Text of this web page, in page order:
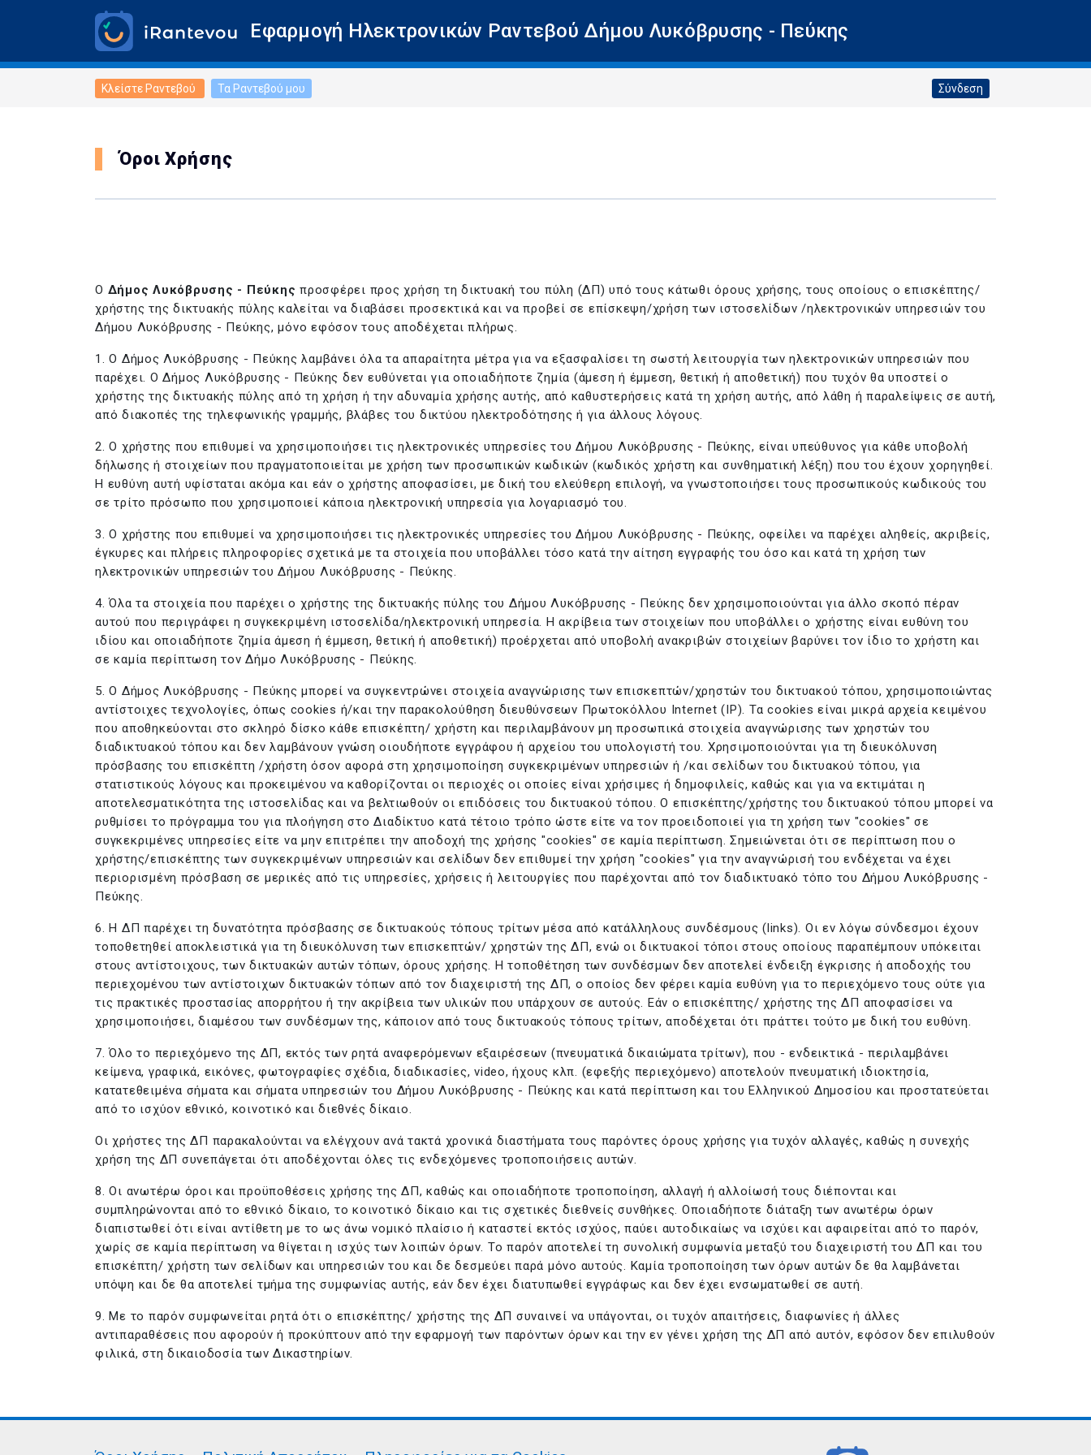
Εφαρμογή Ηλεκτρονικών Ραντεβού Δήμου Λυκόβρυσης - Πεύκης
Κλείστε Ραντεβού Τα Ραντεβού μου Σύνδεση
Όροι Χρήσης
Ο Δήμος Λυκόβρυσης - Πεύκης προσφέρει προς χρήση τη δικτυακή του πύλη (ΔΠ) υπό τους κάτωθι όρους χρήσης, τους οποίους ο επισκέπτης/
χρήστης της δικτυακής πύλης καλείται να διαβάσει προσεκτικά και να προβεί σε επίσκεψη/χρήση των ιστοσελίδων /ηλεκτρονικών υπηρεσιών του
Δήμου Λυκόβρυσης - Πεύκης, μόνο εφόσον τους αποδέχεται πλήρως.
1. Ο Δήμος Λυκόβρυσης - Πεύκης λαμβάνει όλα τα απαραίτητα μέτρα για να εξασφαλίσει τη σωστή λειτουργία των ηλεκτρονικών υπηρεσιών που
παρέχει. Ο Δήμος Λυκόβρυσης - Πεύκης δεν ευθύνεται για οποιαδήποτε ζημία (άμεση ή έμμεση, θετική ή αποθετική) που τυχόν θα υποστεί ο
χρήστης της δικτυακής πύλης από τη χρήση ή την αδυναμία χρήσης αυτής, από καθυστερήσεις κατά τη χρήση αυτής, από λάθη ή παραλείψεις σε αυτή,
από διακοπές της τηλεφωνικής γραμμής, βλάβες του δικτύου ηλεκτροδότησης ή για άλλους λόγους.
2. Ο χρήστης που επιθυμεί να χρησιμοποιήσει τις ηλεκτρονικές υπηρεσίες του Δήμου Λυκόβρυσης - Πεύκης, είναι υπεύθυνος για κάθε υποβολή
δήλωσης ή στοιχείων που πραγματοποιείται με χρήση των προσωπικών κωδικών (κωδικός χρήστη και συνθηματική λέξη) που του έχουν χορηγηθεί.
Η ευθύνη αυτή υφίσταται ακόμα και εάν ο χρήστης αποφασίσει, με δική του ελεύθερη επιλογή, να γνωστοποιήσει τους προσωπικούς κωδικούς του
σε τρίτο πρόσωπο που χρησιμοποιεί κάποια ηλεκτρονική υπηρεσία για λογαριασμό του.
3. Ο χρήστης που επιθυμεί να χρησιμοποιήσει τις ηλεκτρονικές υπηρεσίες του Δήμου Λυκόβρυσης - Πεύκης, οφείλει να παρέχει αληθείς, ακριβείς,
έγκυρες και πλήρεις πληροφορίες σχετικά με τα στοιχεία που υποβάλλει τόσο κατά την αίτηση εγγραφής του όσο και κατά τη χρήση των
ηλεκτρονικών υπηρεσιών του Δήμου Λυκόβρυσης - Πεύκης.
4. Όλα τα στοιχεία που παρέχει ο χρήστης της δικτυακής πύλης του Δήμου Λυκόβρυσης - Πεύκης δεν χρησιμοποιούνται για άλλο σκοπό πέραν
αυτού που περιγράφει η συγκεκριμένη ιστοσελίδα/ηλεκτρονική υπηρεσία. Η ακρίβεια των στοιχείων που υποβάλλει ο χρήστης είναι ευθύνη του
ιδίου και οποιαδήποτε ζημία άμεση ή έμμεση, θετική ή αποθετική) προέρχεται από υποβολή ανακριβών στοιχείων βαρύνει τον ίδιο το χρήστη και
σε καμία περίπτωση τον Δήμο Λυκόβρυσης - Πεύκης.
5. Ο Δήμος Λυκόβρυσης - Πεύκης μπορεί να συγκεντρώνει στοιχεία αναγνώρισης των επισκεπτών/χρηστών του δικτυακού τόπου, χρησιμοποιώντας
αντίστοιχες τεχνολογίες, όπως cookies ή/και την παρακολούθηση διευθύνσεων Πρωτοκόλλου Internet (IP). Τα cookies είναι μικρά αρχεία κειμένου
που αποθηκεύονται στο σκληρό δίσκο κάθε επισκέπτη/ χρήστη και περιλαμβάνουν μη προσωπικά στοιχεία αναγνώρισης των χρηστών του
διαδικτυακού τόπου και δεν λαμβάνουν γνώση οιουδήποτε εγγράφου ή αρχείου του υπολογιστή του. Χρησιμοποιούνται για τη διευκόλυνση
πρόσβασης του επισκέπτη /χρήστη όσον αφορά στη χρησιμοποίηση συγκεκριμένων υπηρεσιών ή /και σελίδων του δικτυακού τόπου, για
στατιστικούς λόγους και προκειμένου να καθορίζονται οι περιοχές οι οποίες είναι χρήσιμες ή δημοφιλείς, καθώς και για να εκτιμάται η
αποτελεσματικότητα της ιστοσελίδας και να βελτιωθούν οι επιδόσεις του δικτυακού τόπου. Ο επισκέπτης/χρήστης του δικτυακού τόπου μπορεί να
ρυθμίσει το πρόγραμμα του για πλοήγηση στο Διαδίκτυο κατά τέτοιο τρόπο ώστε είτε να τον προειδοποιεί για τη χρήση των "cookies" σε
συγκεκριμένες υπηρεσίες είτε να μην επιτρέπει την αποδοχή της χρήσης "cookies" σε καμία περίπτωση. Σημειώνεται ότι σε περίπτωση που ο
χρήστης/επισκέπτης των συγκεκριμένων υπηρεσιών και σελίδων δεν επιθυμεί την χρήση "cookies" για την αναγνώρισή του ενδέχεται να έχει
περιορισμένη πρόσβαση σε μερικές από τις υπηρεσίες, χρήσεις ή λειτουργίες που παρέχονται από τον διαδικτυακό τόπο του Δήμου Λυκόβρυσης -
Πεύκης.
6. Η ΔΠ παρέχει τη δυνατότητα πρόσβασης σε δικτυακούς τόπους τρίτων μέσα από κατάλληλους συνδέσμους (links). Οι εν λόγω σύνδεσμοι έχουν
τοποθετηθεί αποκλειστικά για τη διευκόλυνση των επισκεπτών/ χρηστών της ΔΠ, ενώ οι δικτυακοί τόποι στους οποίους παραπέμπουν υπόκειται
στους αντίστοιχους, των δικτυακών αυτών τόπων, όρους χρήσης. Η τοποθέτηση των συνδέσμων δεν αποτελεί ένδειξη έγκρισης ή αποδοχής του
περιεχομένου των αντίστοιχων δικτυακών τόπων από τον διαχειριστή της ΔΠ, ο οποίος δεν φέρει καμία ευθύνη για το περιεχόμενο τους ούτε για
τις πρακτικές προστασίας απορρήτου ή την ακρίβεια των υλικών που υπάρχουν σε αυτούς. Εάν ο επισκέπτης/ χρήστης της ΔΠ αποφασίσει να
χρησιμοποιήσει, διαμέσου των συνδέσμων της, κάποιον από τους δικτυακούς τόπους τρίτων, αποδέχεται ότι πράττει τούτο με δική του ευθύνη.
7. Όλο το περιεχόμενο της ΔΠ, εκτός των ρητά αναφερόμενων εξαιρέσεων (πνευματικά δικαιώματα τρίτων), που - ενδεικτικά - περιλαμβάνει
κείμενα, γραφικά, εικόνες, φωτογραφίες σχέδια, διαδικασίες, video, ήχους κλπ. (εφεξής περιεχόμενο) αποτελούν πνευματική ιδιοκτησία,
κατατεθειμένα σήματα και σήματα υπηρεσιών του Δήμου Λυκόβρυσης - Πεύκης και κατά περίπτωση και του Ελληνικού Δημοσίου και προστατεύεται
από το ισχύον εθνικό, κοινοτικό και διεθνές δίκαιο.
Οι χρήστες της ΔΠ παρακαλούνται να ελέγχουν ανά τακτά χρονικά διαστήματα τους παρόντες όρους χρήσης για τυχόν αλλαγές, καθώς η συνεχής
χρήση της ΔΠ συνεπάγεται ότι αποδέχονται όλες τις ενδεχόμενες τροποποιήσεις αυτών.
8. Οι ανωτέρω όροι και προϋποθέσεις χρήσης της ΔΠ, καθώς και οποιαδήποτε τροποποίηση, αλλαγή ή αλλοίωσή τους διέπονται και
συμπληρώνονται από το εθνικό δίκαιο, το κοινοτικό δίκαιο και τις σχετικές διεθνείς συνθήκες. Οποιαδήποτε διάταξη των ανωτέρω όρων
διαπιστωθεί ότι είναι αντίθετη με το ως άνω νομικό πλαίσιο ή καταστεί εκτός ισχύος, παύει αυτοδικαίως να ισχύει και αφαιρείται από το παρόν,
χωρίς σε καμία περίπτωση να θίγεται η ισχύς των λοιπών όρων. Το παρόν αποτελεί τη συνολική συμφωνία μεταξύ του διαχειριστή του ΔΠ και του
επισκέπτη/ χρήστη των σελίδων και υπηρεσιών του και δε δεσμεύει παρά μόνο αυτούς. Καμία τροποποίηση των όρων αυτών δε θα λαμβάνεται
υπόψη και δε θα αποτελεί τμήμα της συμφωνίας αυτής, εάν δεν έχει διατυπωθεί εγγράφως και δεν έχει ενσωματωθεί σε αυτή.
9. Με το παρόν συμφωνείται ρητά ότι ο επισκέπτης/ χρήστης της ΔΠ συναινεί να υπάγονται, οι τυχόν απαιτήσεις, διαφωνίες ή άλλες
αντιπαραθέσεις που αφορούν ή προκύπτουν από την εφαρμογή των παρόντων όρων και την εν γένει χρήση της ΔΠ από αυτόν, εφόσον δεν επιλυθούν
φιλικά, στη δικαιοδοσία των Δικαστηρίων.